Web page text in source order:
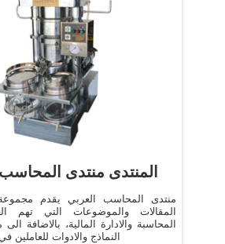
المنتدى منتدى
منتدى المحاسب العربي يقدم
المقالات والموضوعات التي تهم
المحاسبة والادارة المالية، بالاضافة
النماذج والادوات للعاملين